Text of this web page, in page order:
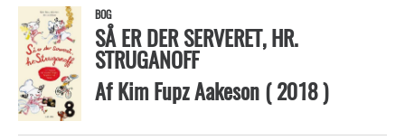
hovedindhold
Temaer
BOG
SÅ ER DER SERVERET, HR.
STRUGANOFF
AfKim Fupz Aakeson(2018)